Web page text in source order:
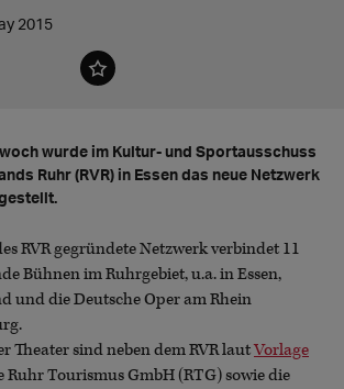
2015
wurde im Kultur- und Sportausschuss
Ruhr (RVR) in Essen das neue Netzwerk
RVR gegründete Netzwerk verbindet 11
Bühnen im Ruhrgebiet, u.a. in Essen,
und die Deutsche Oper am Rhein
Theater sind neben dem RVR lautVorlage
Ruhr Tourismus GmbH (RTG) sowie die